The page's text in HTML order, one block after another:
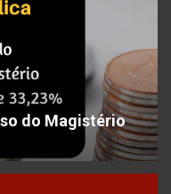
do Magistério